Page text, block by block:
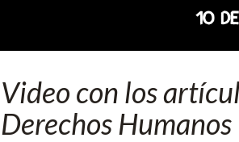
Video con los
Derechos Humanos